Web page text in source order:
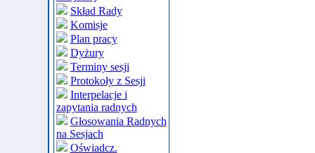
Skład Rady
Komisje
Plan pracy
Dyżury
Terminy sesji
Protokoły z Sesji
Interpelacje i
zapytania radnych
Głosowania Radnych
na Sesjach
Oświadcz.